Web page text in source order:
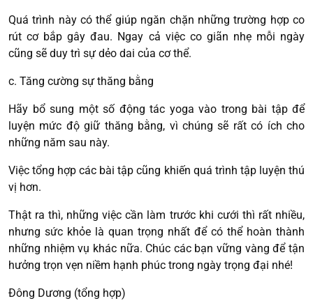
Quá trình này có thể giúp ngăn chặn những trường hợp co
rút cơ bắp gây đau. Ngay cả việc co giãn nhẹ mỗi ngày
cũng sẽ duy trì sự dẻo dai của cơ thể.
c. Tăng cường sự thăng bằng
Hãy bổ sung một số động tác yoga vào trong bài tập để
luyện mức độ giữ thăng bằng, vì chúng sẽ rất có ích cho
những năm sau này.
Việc tổng hợp các bài tập cũng khiến quá trình tập luyện thú
vị hơn.
Thật ra thì, những việc cần làm trước khi cưới thì rất nhiều,
nhưng sức khỏe là quan trọng nhất để có thể hoàn thành
những nhiệm vụ khác nữa. Chúc các bạn vững vàng để tận
hưởng trọn vẹn niềm hạnh phúc trong ngày trọng đại nhé!
Đông Dương (tổng hợp)